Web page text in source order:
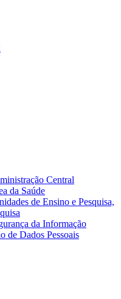
Central
da Saúde
de Ensino e Pesquisa,
da Informação
de Dados Pessoais